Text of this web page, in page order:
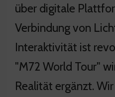
über digitale
Verbindung von
Interaktivität ist
"M72 World Tour"
Realität ergänzt.